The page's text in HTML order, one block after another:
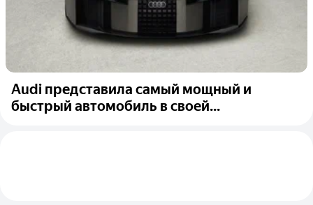
Audi представила самый мощный и
быстрый автомобиль в своей...